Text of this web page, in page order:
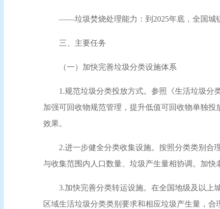
——垃圾焚烧处理能力：到2025年底，全国城
三、主要任务
（一）加快完善垃圾分类设施体系
1.规范垃圾分类投放方式。参照《生活垃圾分
加强可回收物规范管理，提升低值可回收物单独
效果。
2.进一步健全分类收集设施。按照分类类别合
与收集范围内人口数量、垃圾产生量相协调。加
3.加快完善分类转运设施。在全国地级及以上
区域生活垃圾分类类别要求和相应垃圾产生量，